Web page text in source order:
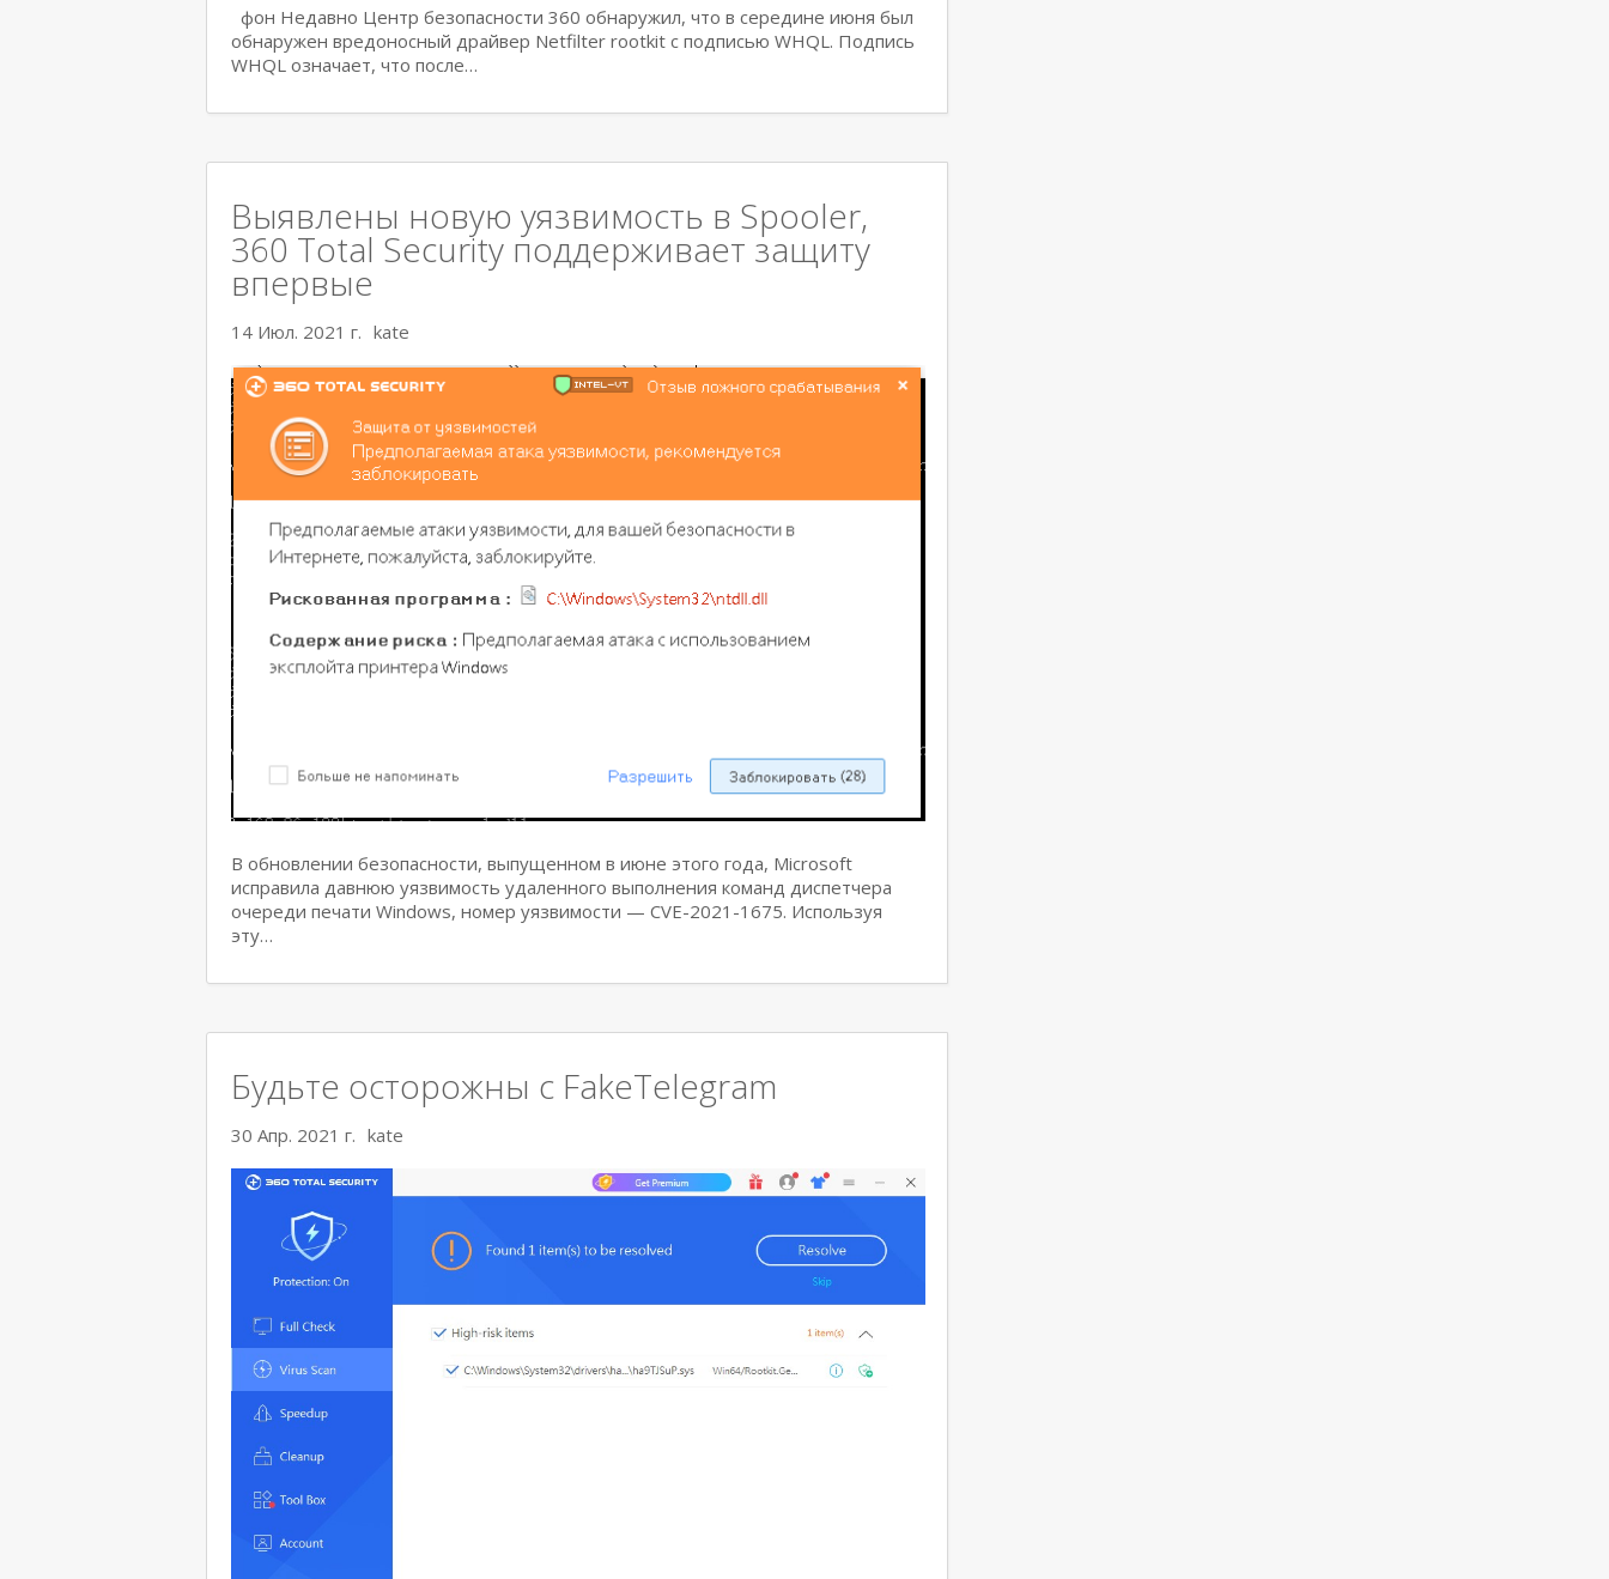
фон Недавно Центр безопасности 360 обнаружил, что в середине июня был
обнаружен вредоносный драйвер Netfilter rootkit с подписью WHQL. Подпись
WHQL означает, что после…
Выявлены новую уязвимость в Spooler,
360 Total Security поддерживает защиту
впервые
14 Июл. 2021 г. kate
В обновлении безопасности, выпущенном в июне этого года, Microsoft
исправила давнюю уязвимость удаленного выполнения команд диспетчера
очереди печати Windows, номер уязвимости — CVE-2021-1675. Используя
эту…
Будьте осторожны с FakeTelegram
30 Апр. 2021 г. kate